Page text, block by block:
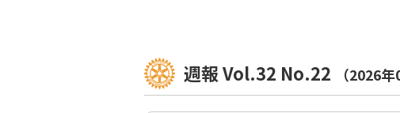
週報 Vol.32 No.22 （2026